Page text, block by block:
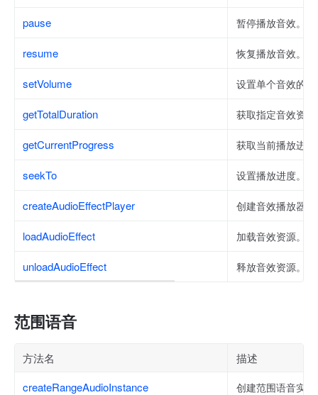
pause 暂停播放音效。
resume 恢复播放音效。
setVolume 设置单个音效的
getTotalDuration 获取指定音效资
getCurrentProgress 获取当前播放进
seekTo 设置播放进度。
createAudioEffectPlayer 创建音效播放器
loadAudioEffect 加载音效资源。
unloadAudioEffect 释放音效资源。
范围语音
方法名
描述
createRangeAudioInstance
创建范围语音实